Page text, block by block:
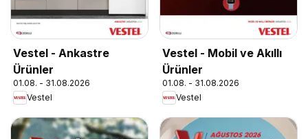
Vestel - Ankastre
Ürünler
01.08. - 31.08.2026
Vestel
Vestel - Mobil ve Akıllı
Ürünler
01.08. - 31.08.2026
Vestel